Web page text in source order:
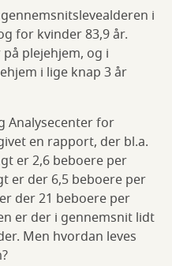
i
for kvinder 83,9 år.
plejehjem, og i
i lige knap 3 år
Analysecenter for
en rapport, der bl.a.
er 2,6 beboere per
er der 6,5 beboere per
der 21 beboere per
er der i gennemsnit lidt
Men hvordan leves